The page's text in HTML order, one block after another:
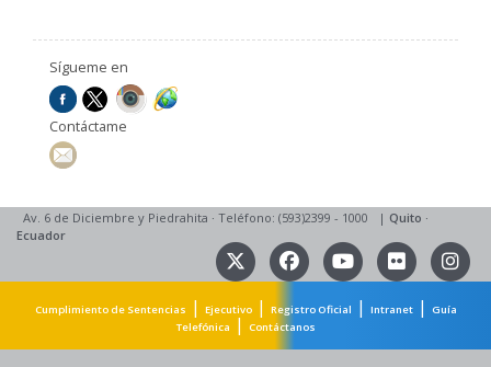
Sígueme en
Contáctame
Av. 6 de Diciembre y Piedrahita · Teléfono: (593)2399 - 1000 | Quito ·
Ecuador
Cumplimiento de Sentencias | Ejecutivo| Registro Oficial | Intranet|
Guía
Telefónica
| Contáctanos